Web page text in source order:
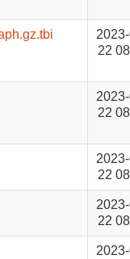
22
22
22
22